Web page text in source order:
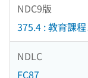
NDC9版
375.4 : 教育課
NDLC
FC87